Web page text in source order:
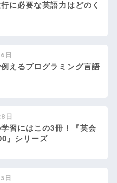
に必要な英語力はどのく
日
えるプログラミング言語
日
習にはこの3冊！『英会
』シリーズ
日